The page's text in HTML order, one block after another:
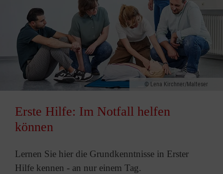
Lena Kirchner/Malteser
Erste Hilfe: Im Notfall helfen
können
Lernen Sie hier die Grundkenntnisse in Erster
Hilfe kennen - an nur einem Tag.